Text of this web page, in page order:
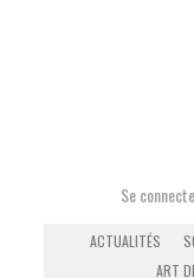
Se
ACTUALITÉS
ART